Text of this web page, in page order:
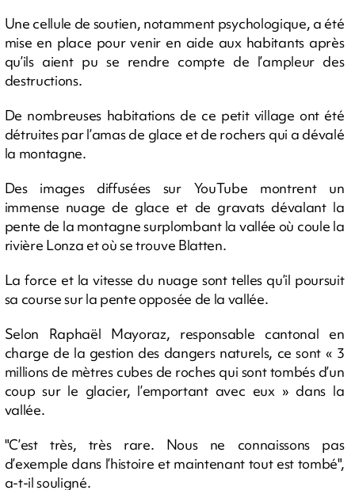
Une cellule de soutien, notamment psychologique, a été
mise en place pour venir en aide aux habitants après
qu’ils aient pu se rendre compte de l’ampleur des
destructions.
De nombreuses habitations de ce petit village ont été
détruites par l’amas de glace et de rochers qui a dévalé
la montagne.
Des images diffusées sur YouTube montrent un
immense nuage de glace et de gravats dévalant la
pente de la montagne surplombant la vallée où coule la
rivière Lonza et où se trouve Blatten.
La force et la vitesse du nuage sont telles qu’il poursuit
sa course sur la pente opposée de la vallée.
Selon Raphaël Mayoraz, responsable cantonal en
charge de la gestion des dangers naturels, ce sont « 3
millions de mètres cubes de roches qui sont tombés d’un
coup sur le glacier, l’emportant avec eux » dans la
vallée.
"C’est très, très rare. Nous ne connaissons pas
d’exemple dans l’histoire et maintenant tout est tombé",
a-t-il souligné.